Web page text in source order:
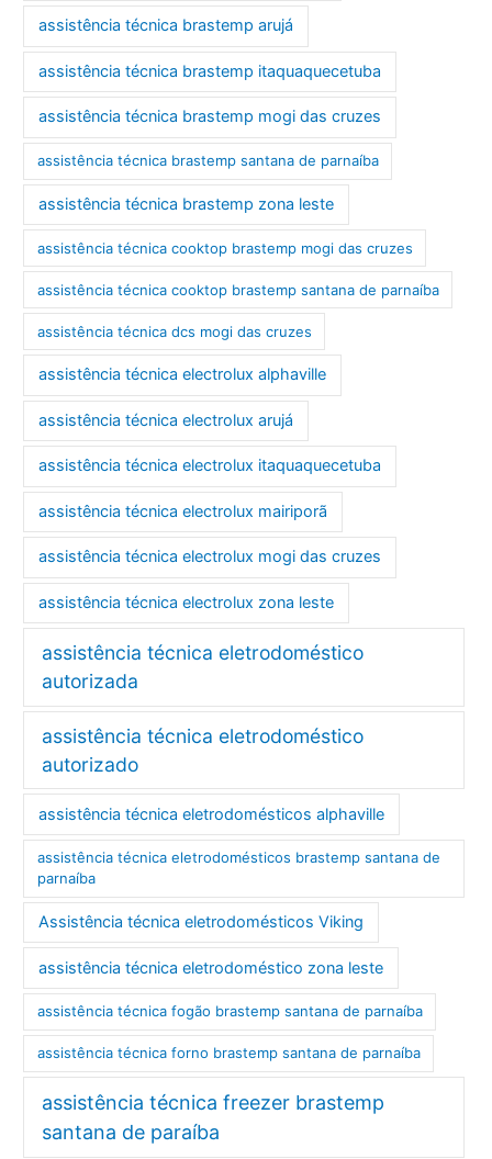
assistência técnica brastemp arujá
assistência técnica brastemp itaquaquecetuba
assistência técnica brastemp mogi das cruzes
assistência técnica brastemp santana de parnaíba
assistência técnica brastemp zona leste
assistência técnica cooktop brastemp mogi das cruzes
assistência técnica cooktop brastemp santana de parnaíba
assistência técnica dcs mogi das cruzes
assistência técnica electrolux alphaville
assistência técnica electrolux arujá
assistência técnica electrolux itaquaquecetuba
assistência técnica electrolux mairiporã
assistência técnica electrolux mogi das cruzes
assistência técnica electrolux zona leste
assistência técnica eletrodoméstico
autorizada
assistência técnica eletrodoméstico
autorizado
assistência técnica eletrodomésticos alphaville
assistência técnica eletrodomésticos brastemp santana de
parnaíba
Assistência técnica eletrodomésticos Viking
assistência técnica eletrodoméstico zona leste
assistência técnica fogão brastemp santana de parnaíba
assistência técnica forno brastemp santana de parnaíba
assistência técnica freezer brastemp
santana de paraíba